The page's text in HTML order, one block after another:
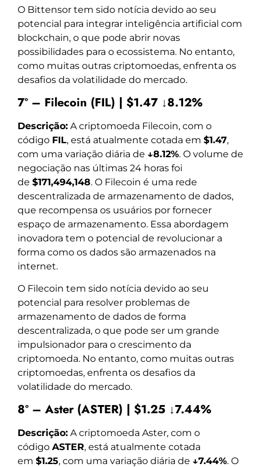
O Bittensor tem sido notícia devido ao seu
potencial para integrar inteligência artificial com
blockchain, o que pode abrir novas
possibilidades para o ecossistema. No entanto,
como muitas outras criptomoedas, enfrenta os
desafios da volatilidade do mercado.
7º – Filecoin (FIL) | $1.47 ↓8.12%
Descrição: A criptomoeda Filecoin, com o
código FIL, está atualmente cotada em $1.47,
com uma variação diária de ↓8.12%. O volume de
negociação nas últimas 24 horas foi
de $171,494,148. O Filecoin é uma rede
descentralizada de armazenamento de dados,
que recompensa os usuários por fornecer
espaço de armazenamento. Essa abordagem
inovadora tem o potencial de revolucionar a
forma como os dados são armazenados na
internet.
O Filecoin tem sido notícia devido ao seu
potencial para resolver problemas de
armazenamento de dados de forma
descentralizada, o que pode ser um grande
impulsionador para o crescimento da
criptomoeda. No entanto, como muitas outras
criptomoedas, enfrenta os desafios da
volatilidade do mercado.
8º – Aster (ASTER) | $1.25 ↓7.44%
Descrição: A criptomoeda Aster, com o
código ASTER, está atualmente cotada
em $1.25, com uma variação diária de ↓7.44%. O